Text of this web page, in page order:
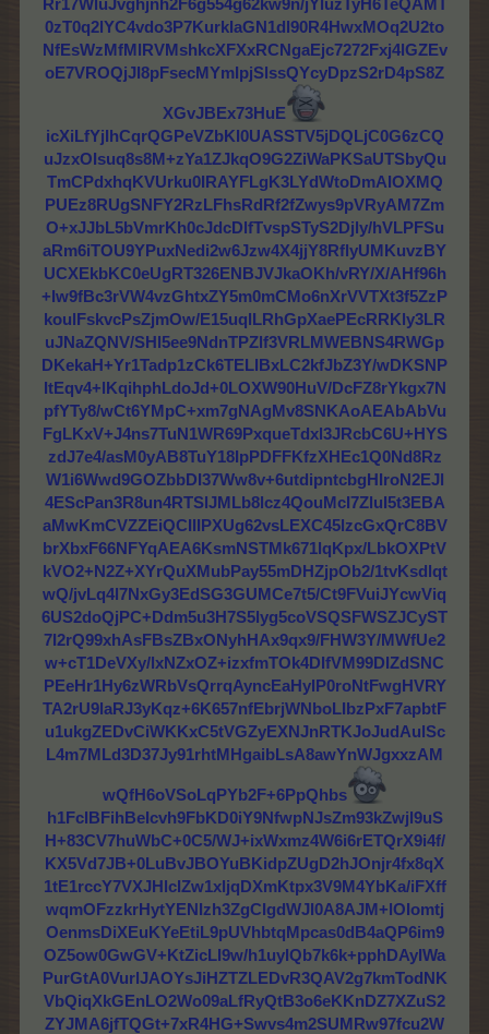
0zT0q2lYC4vdo3P7KurkIaGN1dl90R4HwxMOq2U2to
NfEsWzMfMlRVMshkcXFXxRCNgaEjc7272Fxj4lGZEv
oE7VROQjJI8pFsecMYmIpjSlssQYcyDpzS2rD4pS8Z
XGvJBEx73HuE
icXiLfYjIhCqrQGPeVZbKI0UASSTV5jDQLjC0G6zCQ
uJzxOIsuq8s8M+zYa1ZJkqO9G2ZiWaPKSaUTSbyQu
TmCPdxhqKVUrku0IRAYFLgK3LYdWtoDmAIOXMQ
PUEz8RUgSNFY2RzLFhsRdRf2fZwys9pVRyAM7Zm
O+xJJbL5bVmrKh0cJdcDlfTvspSTyS2Djly/hVLPFSu
aRm6iTOU9YPuxNedi2w6Jzw4X4jjY8RflyUMKuvzBY
UCXEkbKC0eUgRT326ENBJVJkaOKh/vRY/X/AHf96h
+Iw9fBc3rVW4vzGhtxZY5m0mCMo6nXrVVTXt3f5ZzP
koulFskvcPsZjmOw/E15uqlLRhGpXaePEcRRKly3LR
uJNaZQNV/SHl5ee9NdnTPZlf3VRLMWEBNS4RWGp
DKekaH+Yr1Tadp1zCk6TELIBxLC2kfJbZ3Y/wDKSNP
ItEqv4+lKqihphLdoJd+0LOXW90HuV/DcFZ8rYkgx7N
pfYTy8/wCt6YMpC+xm7gNAgMv8SNKAoAEAbAbVu
FgLKxV+J4ns7TuN1WR69PxqueTdxl3JRcbC6U+HYS
zdJ7e4/asM0yAB8TuY18IpPDFFKfzXHEc1Q0Nd8Rz
W1i6Wwd9GOZbbDI37Ww8v+6utdipntcbgHIroN2EJl
4EScPan3R8un4RTSlJMLb8lcz4QouMcI7ZluI5t3EBA
aMwKmCVZZEiQCIIIPXUg62vsLEXC45lzcGxQrC8BV
brXbxF66NFYqAEA6KsmNSTMk671lqKpx/LbkOXPtV
kVO2+N2Z+XYrQuXMubPay55mDHZjpOb2/1tvKsdlqt
wQ/jvLq4l7NxGy3EdSG3GUMCe7t5/Ct9FVuiJYcwViq
6US2doQjPC+Ddm5u3H7S5lyg5coVSQSFWSZJCyST
7I2rQ99xhAsFBsZBxONyhHAx9qx9/FHW3Y/MWfUe2
w+cT1DeVXy/lxNZxOZ+izxfmTOk4DIfVM99DIZdSNC
PEeHr1Hy6zWRbVsQrrqAyncEaHyIP0roNtFwgHVRY
TA2rU9laRJ3yKqz+6K657nfEbrjWNboLIbzPxF7apbtF
u1ukgZEDvCiWKKxC5tVGZyEXNJnRTKJoJudAulSc
L4m7MLd3D37Jy91rhtMHgaibLsA8awYnWJgxxzAM
wQfH6oVSoLqPYb2F+6PpQhbs
h1FcIBFihBeIcvh9FbKD0iY9NfwpNJsZm93kZwjl9uS
H+83CV7huWbC+0C5/WJ+ixWxmz4W6i6rETQrX9i4f/
KX5Vd7JB+0LuBvJBOYuBKidpZUgD2hJOnjr4fx8qX
1tE1rccY7VXJHlcIZw1xljqDXmKtpx3V9M4YbKa/iFXff
wqmOFzzkrHytYENIzh3ZgCIgdWJI0A8AJM+lOIomtj
OenmsDiXEuKYeEtiL9pUVhbtqMpcas0dB4aQP6im9
OZ5ow0GwGV+KtZicLI9w/h1uyIQb7k6k+pphDAyIWa
PurGtA0VurlJAOYsJiHZTZLEDvR3QAV2g7kmTodNK
VbQiqXkGEnLO2Wo09aLfRyQtB3o6eKKnDZ7XZuS2
ZYJMA6jfTQGt+7xR4HG+Swvs4m2SUMRw97fcu2W